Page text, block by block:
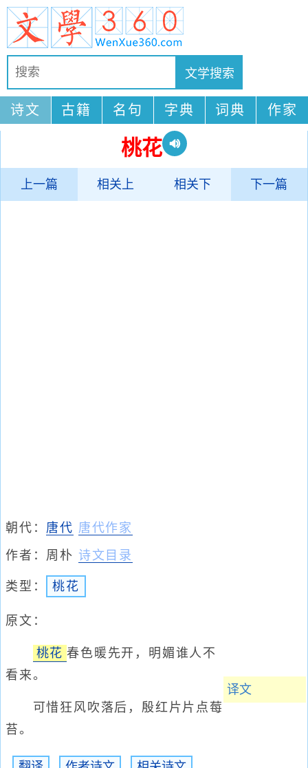
诗文 古籍 名句 字典 词典 作家
桃花
上一篇 相关上 相关下 下一篇
译文
朝代： 唐代 唐代作家
作者： 周朴 诗文目录
类型： 桃花
原文：
桃花 春色暖先开，明媚谁人不
看来。
可惜狂风吹落后，殷红片片点莓
苔。